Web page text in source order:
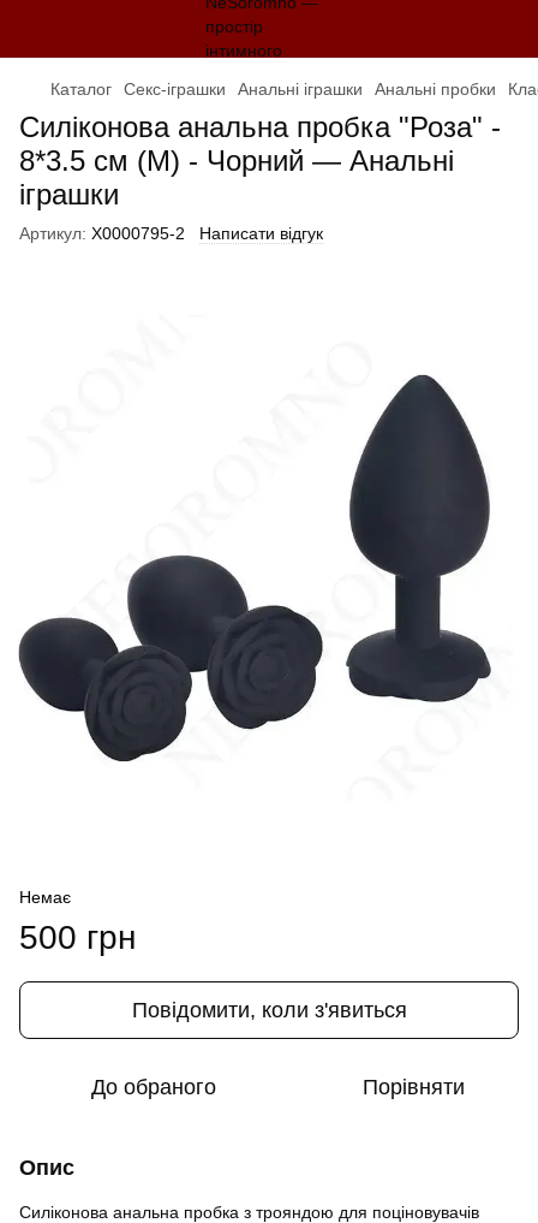
Каталог Секс-іграшки Анальні іграшки Анальні пробки
Силіконова анальна пробка "Роза" -
8*3.5 см (M) - Чорний — Анальні
іграшки
Артикул: X0000795-2 Написати відгук
Немає
500 грн
Повідомити, коли з'явиться
До обраного Порівняти
Опис
Силіконова анальна пробка з трояндою для поціновувачів